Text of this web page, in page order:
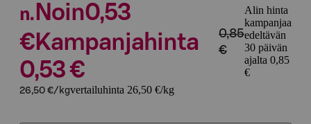
n. Noin0,53
€Kampanjahinta
0,53 €
0,85
€
Alin hinta
kampanjaa
edeltävän
30 päivän
ajalta 0,85
€
26,50 €/kgvertailuhinta 26,50 €/kg